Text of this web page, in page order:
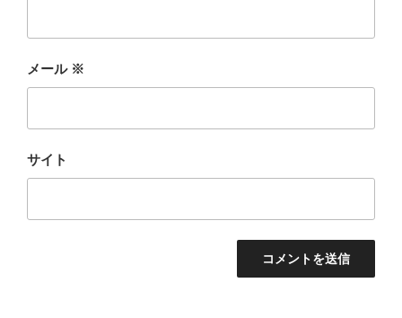
メール ※
サイト